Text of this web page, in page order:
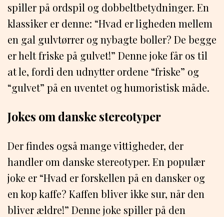
spiller på ordspil og dobbeltbetydninger. En
klassiker er denne: “Hvad er ligheden mellem
en gal gulvtørrer og nybagte boller? De begge
er helt friske på gulvet!” Denne joke får os til
at le, fordi den udnytter ordene “friske” og
“gulvet” på en uventet og humoristisk måde.
Jokes om danske stereotyper
Der findes også mange vittigheder, der
handler om danske stereotyper. En populær
joke er “Hvad er forskellen på en dansker og
en kop kaffe? Kaffen bliver ikke sur, når den
bliver ældre!” Denne joke spiller på den